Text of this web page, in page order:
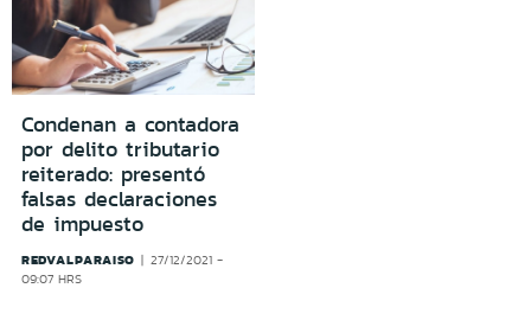
Condenan a contadora
por delito tributario
reiterado: presentó
falsas declaraciones
de impuesto
REDVALPARAISO
27/12/2021 -
09:07 HRS